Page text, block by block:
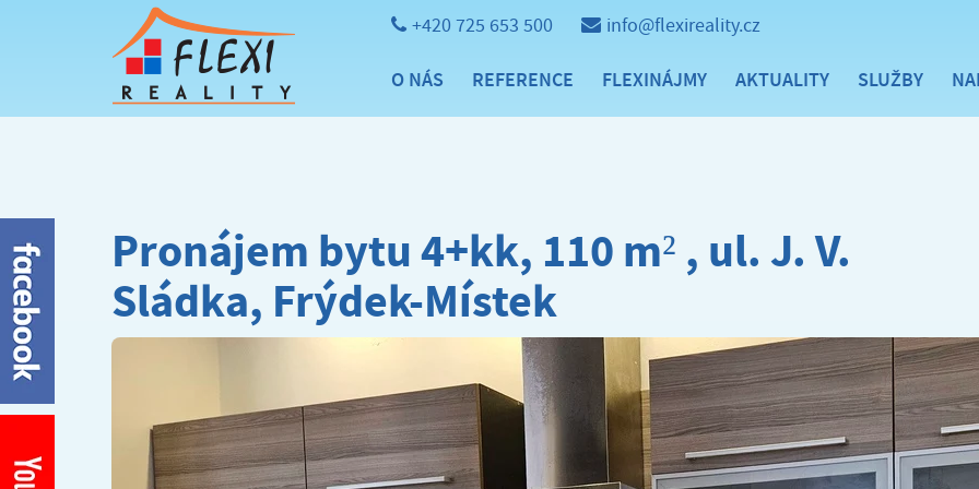
+420 725 653 500 info@flexireality.cz
O NÁS REFERENCE FLEXINÁJMY AKTUALITY SLUŽBY
Pronájem bytu 4+kk, 110 m² , ul. J. V.
Sládka, Frýdek-Místek